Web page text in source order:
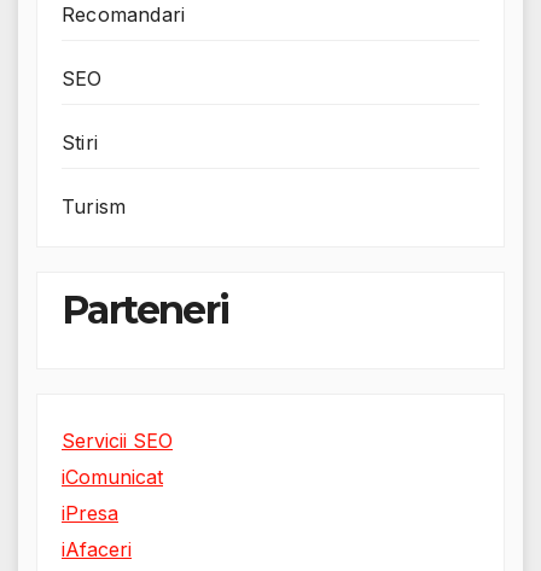
Recomandari
SEO
Stiri
Turism
Parteneri
Servicii SEO
iComunicat
iPresa
iAfaceri